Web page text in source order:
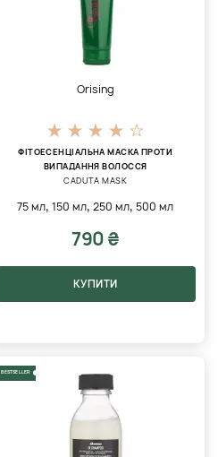
Orising
ФІТОЕСЕНЦІАЛЬНА МАСКА ПРОТИ
ВИПАДАННЯ ВОЛОССЯ
CADUTA MASK
75 мл,150 мл,250 мл, 500 мл
790 ₴
КУПИТИ
BESTSELLER